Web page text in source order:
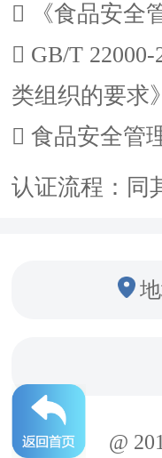
 《食品安全
 GB/T
类组织的要求》
 食品安全管
认证流程：同
@